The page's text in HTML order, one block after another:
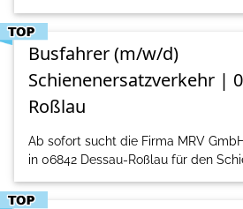
Busfahrer (m/w/d)
Schienenersatzverkehr |
Roßlau
Ab sofort sucht die Firma MRV
in 06842 Dessau-Roßlau für den